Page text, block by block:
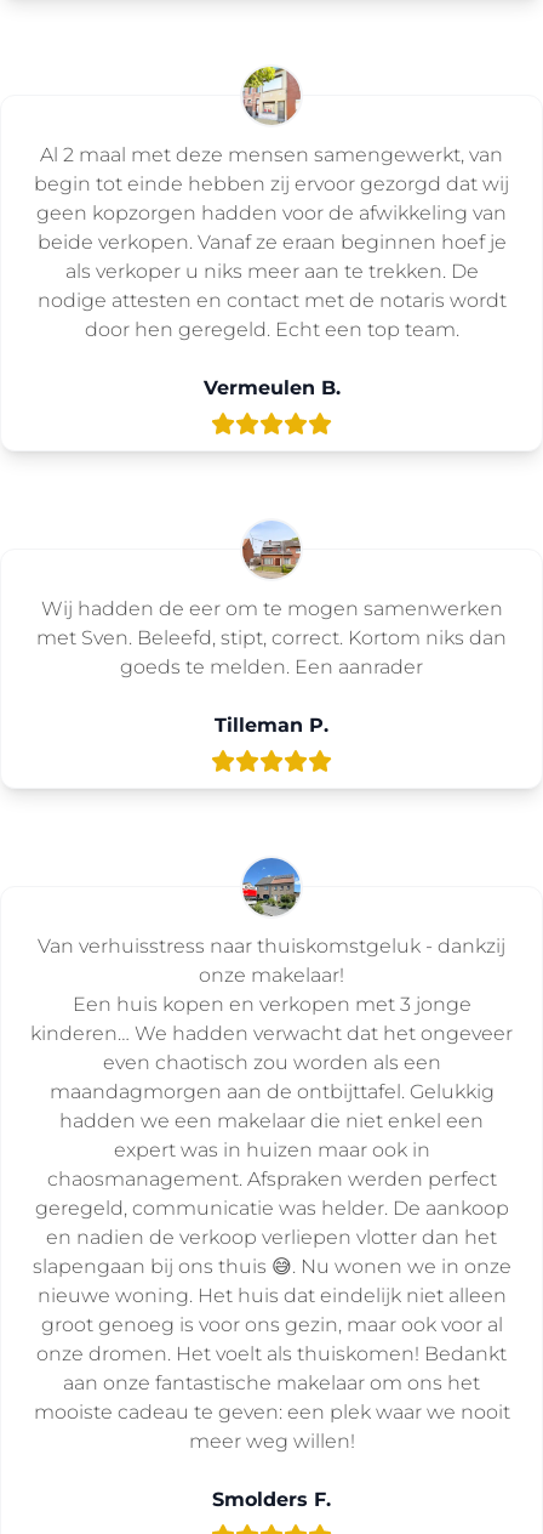
Al 2 maal met deze mensen samengewerkt, van
begin tot einde hebben zij ervoor gezorgd dat wij
geen kopzorgen hadden voor de afwikkeling van
beide verkopen. Vanaf ze eraan beginnen hoef je
als verkoper u niks meer aan te trekken. De
nodige attesten en contact met de notaris wordt
door hen geregeld. Echt een top team.
Vermeulen B.
Wij hadden de eer om te mogen samenwerken
met Sven. Beleefd, stipt, correct. Kortom niks dan
goeds te melden. Een aanrader
Tilleman P.
Van verhuisstress naar thuiskomstgeluk - dankzij
onze makelaar!
Een huis kopen en verkopen met 3 jonge
kinderen… We hadden verwacht dat het ongeveer
even chaotisch zou worden als een
maandagmorgen aan de ontbijttafel. Gelukkig
hadden we een makelaar die niet enkel een
expert was in huizen maar ook in
chaosmanagement. Afspraken werden perfect
geregeld, communicatie was helder. De aankoop
en nadien de verkoop verliepen vlotter dan het
slapengaan bij ons thuis 😅. Nu wonen we in onze
nieuwe woning. Het huis dat eindelijk niet alleen
groot genoeg is voor ons gezin, maar ook voor al
onze dromen. Het voelt als thuiskomen! Bedankt
aan onze fantastische makelaar om ons het
mooiste cadeau te geven: een plek waar we nooit
meer weg willen!
Smolders F.